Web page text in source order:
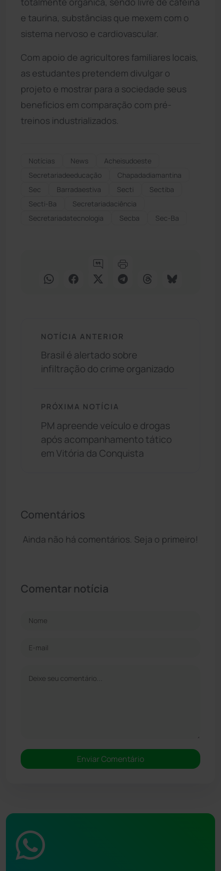
e taurina, substâncias que mexem com o
sistema nervoso e cardiovascular.
Com apoio de agricultores familiares locais,
as estudantes pretendem divulgar o
projeto e mostrar para a sociedade seus
benefícios em comparação com pré-
treinos industrializados.
Notícias News
Acheisudoeste
Secretariadeeducação
Chapadadiamantina
Sec
Barradaestiva Secti
Sectiba
Secti-Ba
Secretariadaciência
Secretariadatecnologia
Secba Sec-Ba
NOTÍCIA ANTERIOR
Brasil é alertado sobre
infiltração do crime organizado
PRÓXIMA NOTÍCIA
PM apreende veículo e drogas
após acompanhamento tático
em Vitória da Conquista
Comentários
Ainda não há comentários. Seja o primeiro!
Comentar notícia